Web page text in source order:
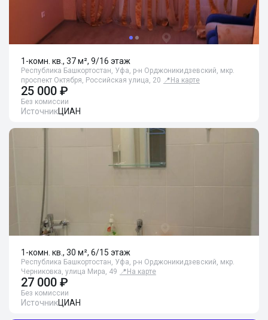
1-комн. кв., 37 м², 9/16 этаж
Республика Башкортостан, Уфа, р-н Орджоникидзевский, мкр.
проспект Октября, Российская улица, 20 📍 На карте
25 000 ₽
Без комиссии
ИсточникЦИАН
1-комн. кв., 30 м², 6/15 этаж
Республика Башкортостан, Уфа, р-н Орджоникидзевский, мкр.
Черниковка, улица Мира, 49 📍 На карте
27 000 ₽
Без комиссии
ИсточникЦИАН